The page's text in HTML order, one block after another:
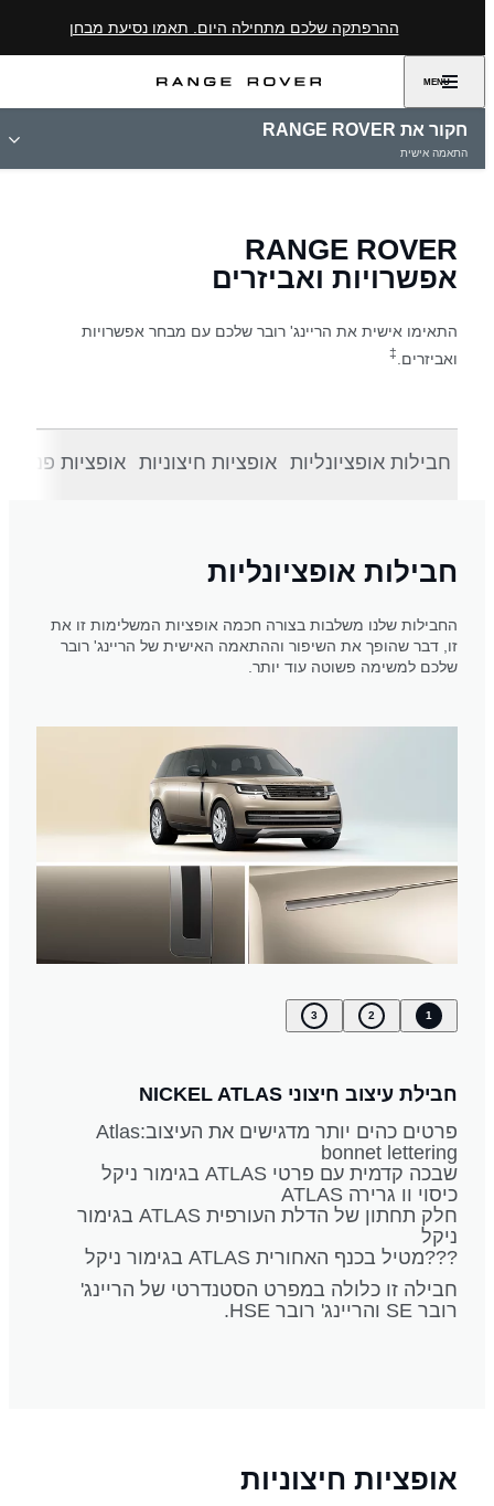
ההרפתקה שלכם מתחילה היום. תאמו נסיעת מבחן
MENU
חקור את RANGE ROVER
התאמה אישית
RANGE ROVER
אפשרויות ואביזרים
התאימו אישית את הריינג' רובר שלכם עם מבחר אפשרויות
ואביזרים. ‡
חבילות אופציונליות אופציות חיצוניות אופציות
חבילות אופציונליות
החבילות שלנו משלבות בצורה חכמה אופציות המשלימות זו את
זו, דבר שהופך את השיפור וההתאמה האישית של הריינג' רובר
שלכם למשימה פשוטה עוד יותר.
1
2
3
חבילת עיצוב חיצוני NICKEL ATLAS
פרטים כהים יותר מדגישים את העיצוב:Atlas
bonnet lettering
שבכה קדמית עם פרטי ATLAS בגימור ניקל
כיסוי וו גרירה ATLAS
חלק תחתון של הדלת העורפית ATLAS בגימור
ניקל
???מטיל בכנף האחורית ATLAS בגימור ניקל
חבילה זו כלולה במפרט הסטנדרטי של הריינג'
רובר SE והריינג' רובר HSE.
אופציות חיצוניות